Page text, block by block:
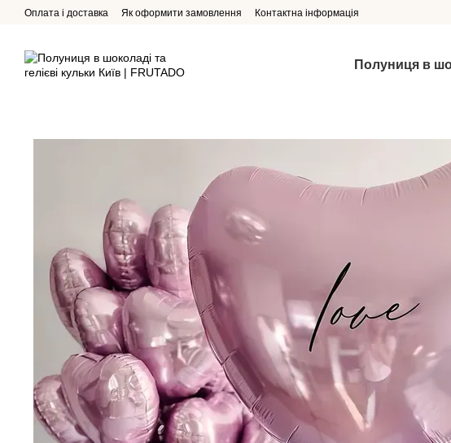
Перейти до основного контенту
Оплата і доставка Як оформити замовлення Контактна інформація
Полуниця в